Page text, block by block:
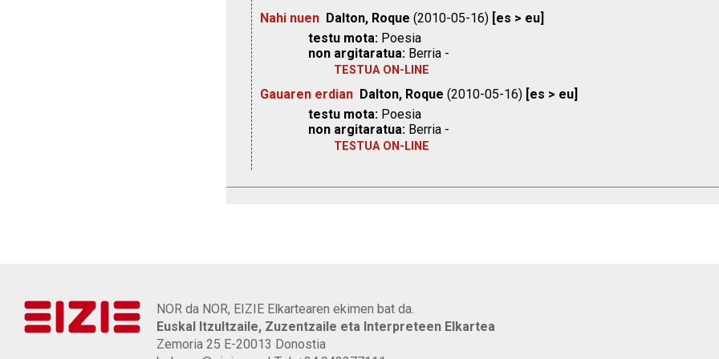
Nahi nuen Dalton, Roque (2010-05-16) [es > eu]
testu mota: Poesia
non argitaratua: Berria -
TESTUA ON-LINE
Gauaren erdian Dalton, Roque (2010-05-16) [es > eu]
testu mota: Poesia
non argitaratua: Berria -
TESTUA ON-LINE
NOR da NOR, EIZIE Elkartearen ekimen bat da.
Euskal Itzultzaile, Zuzentzaile eta Interpreteen Elkartea
Zemoria 25 E-20013 Donostia